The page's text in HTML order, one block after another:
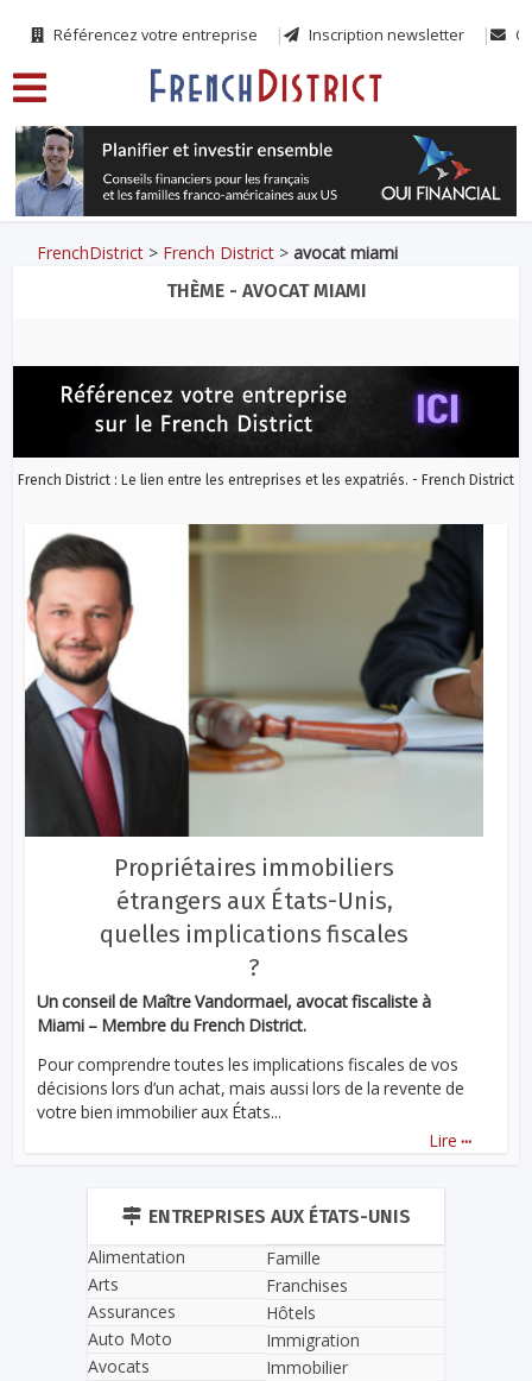
Référencez votre entreprise Inscription newsletter
FrenchDistrict > French District >avocat miami
THÈME - AVOCAT MIAMI
French District : Le lien entre les entreprises et les expatriés. - French District
Propriétaires immobiliers
étrangers aux États-Unis,
quelles implications fiscales
?
Un conseil de Maître Vandormael, avocat fiscaliste à
Miami – Membre du French District.
Pour comprendre toutes les implications fiscales de vos
décisions lors d’un achat, mais aussi lors de la revente de
votre bien immobilier aux États...
Lire ...
ENTREPRISES AUX ÉTATS-UNIS
Alimentation
Arts
Assurances
Auto Moto
Avocats
Famille
Franchises
Hôtels
Immigration
Immobilier